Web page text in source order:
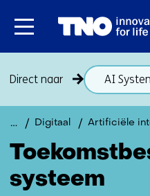
Direct naar AI
Digitaal Artificiële
systeem